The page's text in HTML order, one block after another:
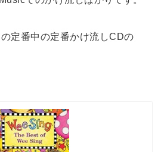
定番中の定番かけ流しCDの